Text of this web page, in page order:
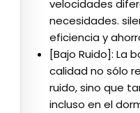
velocidades
necesidades.
eficiencia y
[Bajo Ruido]: La
calidad no sólo
ruido, sino que
incluso en el